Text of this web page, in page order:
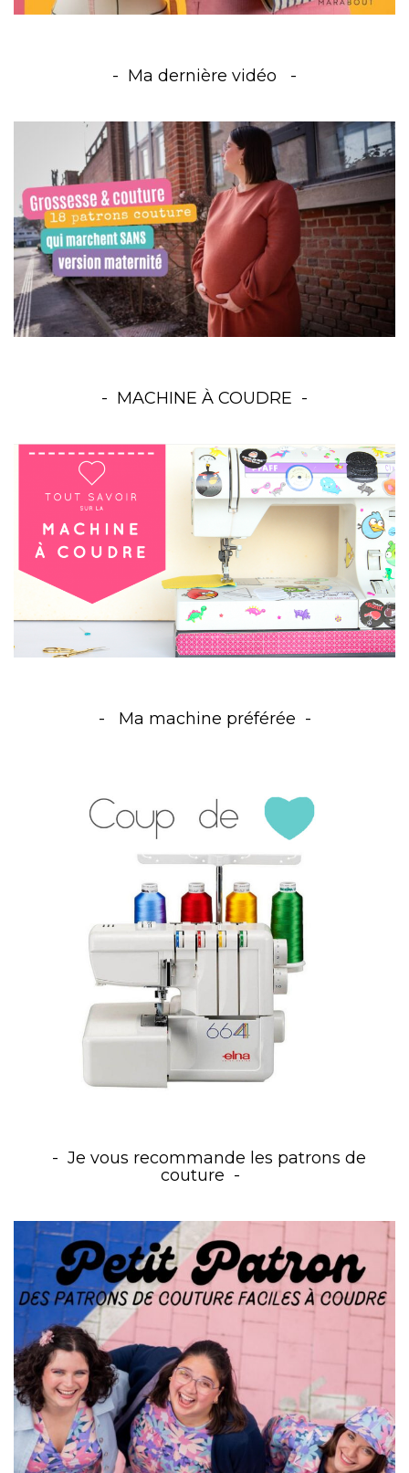
Ma dernière vidéo
MACHINE À COUDRE
Ma machine préférée
Je vous recommande les patrons de
couture